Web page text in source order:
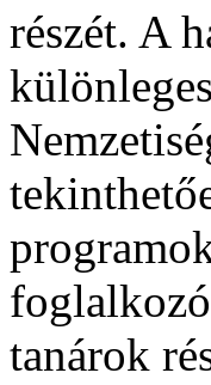
részét. A
tanárok